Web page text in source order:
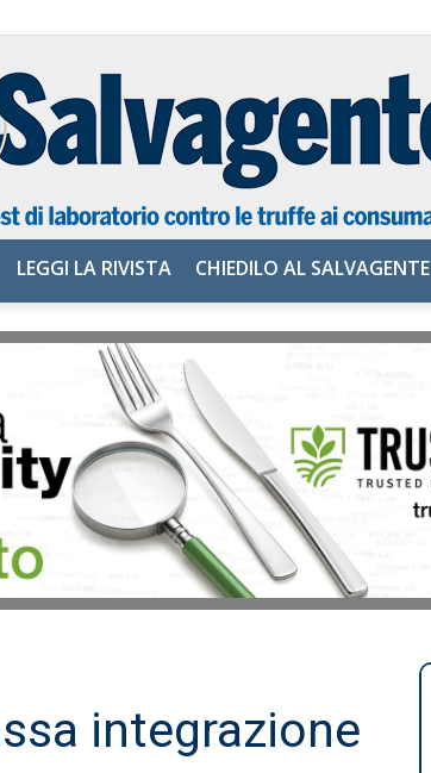
Salvagente
LEGGI LA RIVISTA CHIEDILO AL SALVAGENTE
integrazione